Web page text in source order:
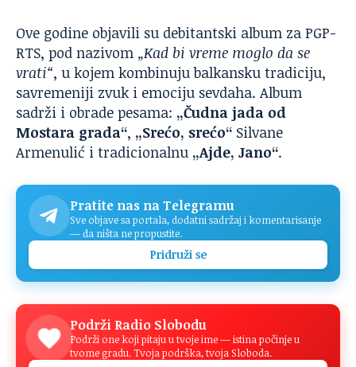
Ove godine objavili su debitantski album za PGP-
RTS, pod nazivom „Kad bi vreme moglo da se
vrati“, u kojem kombinuju balkansku tradiciju,
savremeniji zvuk i emociju sevdaha. Album
sadrži i obrade pesama: „Čudna jada od
Mostara grada“, „Srećo, srećo“ Silvane
Armenulić i tradicionalnu „Ajde, Jano“.
Pratite nas na Telegramu
Sve objave sa portala, dodatni sadržaj i komentarisanje
— da ništa ne propustite.
Pridruži se
Podrži Radio Slobodu
Podrži one koji pitaju u tvoje ime — istina počinje u
tvome gradu. Tvoja podrška, tvoja Sloboda.